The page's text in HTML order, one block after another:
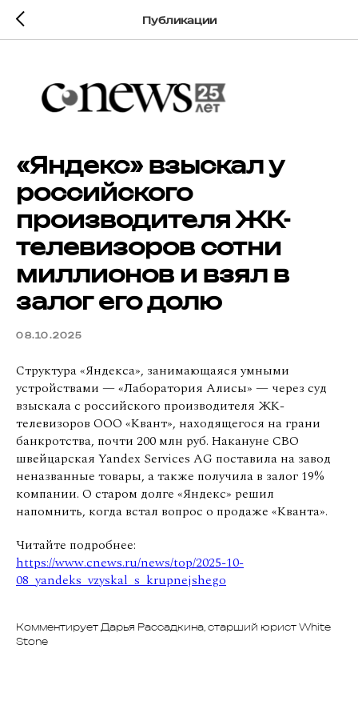
Публикации
«Яндекс» взыскал у
российского
производителя ЖК-
телевизоров сотни
миллионов и взял в
залог его долю
08.10.2025
Структура «Яндекса», занимающаяся умными
устройствами — «Лаборатория Алисы» — через суд
взыскала с российского производителя ЖК-
телевизоров ООО «Квант», находящегося на грани
банкротства, почти 200 млн руб. Накануне СВО
швейцарская Yandex Services AG поставила на завод
неназванные товары, а также получила в залог 19%
компании. О старом долге «Яндекс» решил
напомнить, когда встал вопрос о продаже «Кванта».
Читайте подробнее:
https://www.cnews.ru/news/top/2025-10-
08_yandeks_vzyskal_s_krupnejshego
Комментирует Дарья Рассадкина, старший юрист White
Stone